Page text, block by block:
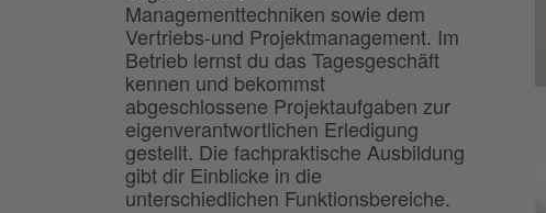
Managementtechniken sowie dem
Vertriebs-und Projektmanagement. Im
Betrieb lernst du das Tagesgeschäft
kennen und bekommst
abgeschlossene Projektaufgaben zur
eigenverantwortlichen Erledigung
gestellt. Die fachpraktische Ausbildung
gibt dir Einblicke in die
unterschiedlichen Funktionsbereiche.